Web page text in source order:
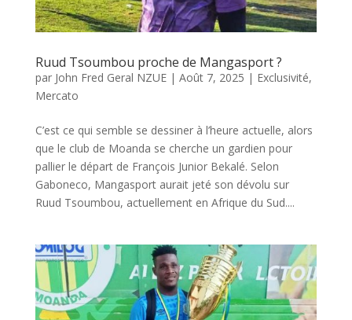
Ruud Tsoumbou proche de Mangasport ?
par John Fred Geral NZUE| Août 7, 2025 | Exclusivité,
Mercato
C’est ce qui semble se dessiner à l’heure actuelle, alors
que le club de Moanda se cherche un gardien pour
pallier le départ de François Junior Bekalé. Selon
Gaboneco, Mangasport aurait jeté son dévolu sur
Ruud Tsoumbou, actuellement en Afrique du Sud....